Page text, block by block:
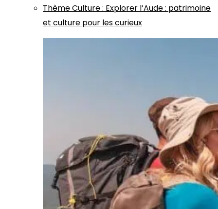
ThèmeCulture: Explorer l’Aude : patrimoine
et culture pour les curieux